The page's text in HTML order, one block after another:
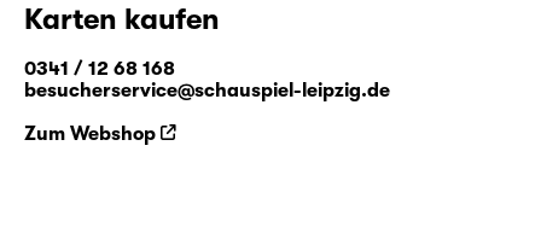
Karten kaufen
0341 / 12 68 168
besucherservice@schauspiel-leipzig.de
Zum Webshop